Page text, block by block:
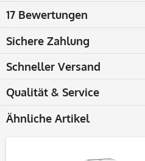
17 Bewertungen
Sichere Zahlung
Schneller Versand
Qualität & Service
Ähnliche Artikel